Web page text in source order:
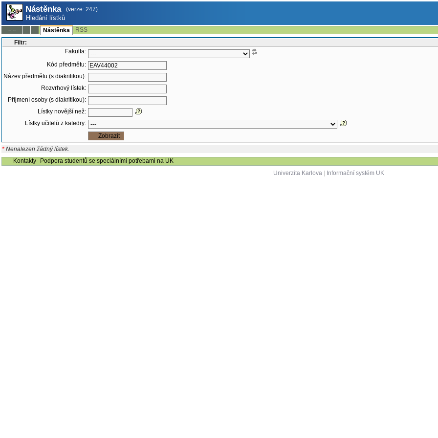
Nástěnka (verze: 247)
Hledání lístků
--:-- Nástěnka
RSS
Filtr:
Fakulta:
Kód předmětu:
Název předmětu (s diakritikou):
Rozvrhový lístek:
Příjmení osoby (s diakritikou):
Lístky novější než:
Lístky učitelů z katedry:
* Nenalezen žádný lístek.
Kontakty
Podpora studentů se speciálními potřebami na UK
Univerzita Karlova| Informační systém UK